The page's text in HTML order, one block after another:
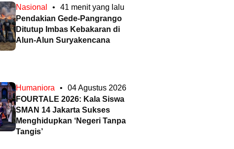
Nasional •
41 menit yang lalu
Pendakian Gede-Pangrango
Ditutup Imbas Kebakaran di
Alun-Alun Suryakencana
Humaniora •
04 Agustus 2026
FOURTALE 2026: Kala Siswa
SMAN 14 Jakarta Sukses
Menghidupkan ‘Negeri Tanpa
Tangis’